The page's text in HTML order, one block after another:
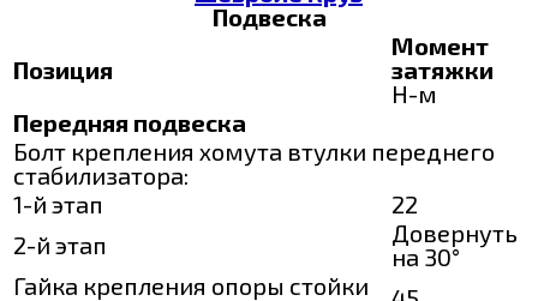
Подвеска
Позиция
Момент
затяжки
Н-м
Передняя подвеска
Болт крепления хомута втулки переднего
стабилизатора:
1-й этап
22
2-й этап
Довернуть
на 30°
Гайка крепления опоры стойки